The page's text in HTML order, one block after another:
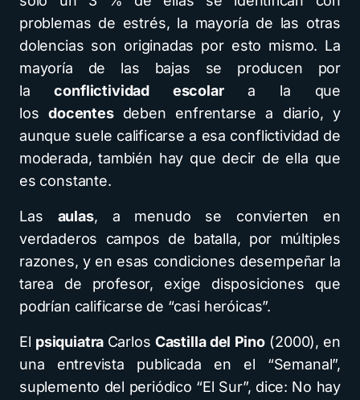
problemas de estrés, la mayoría de las otras
dolencias son originadas por esto mismo. La
mayoría de las bajas se producen por
laconflictividad escolara la que
losdocentes deben enfrentarse a diario, y
aunque suele calificarse a esa conflictividad de
moderada, también hay que decir de ella que
es constante.
Las aulas, a menudo se convierten en
verdaderos campos de batalla, por múltiples
razones, y en esas condiciones desempeñar la
tarea de profesor, exige disposiciones que
podrían calificarse de “casi heróicas”.
El psiquiatra Carlos Castilla del Pino(2000), en
una entrevista publicada en el “Semanal”,
suplemento del periódico “El Sur”, dice: No hay